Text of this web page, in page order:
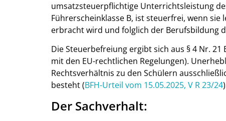
umsatzsteuerpflichtige Unterrichtsleistung
Führerscheinklasse B, ist steuerfrei, wenn
erbracht wird und folglich der Berufsbildung
Die Steuerbefreiung ergibt sich aus § 4 Nr.
mit den EU-rechtlichen Regelungen).
Rechtsverhältnis zu den Schülern
besteht (BFH-Urteil vom 15.05.2025, V R 23/24
Der Sachverhalt: